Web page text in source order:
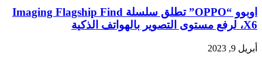
اوبوو “OPPO” تطلق سلسلة Imaging Flagship Find
X6، لرفع مستوى التصوير بالهواتف الذكية
أبريل 9, 2023